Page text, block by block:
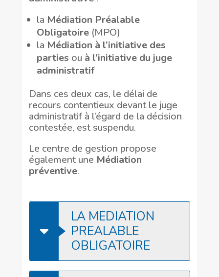
la Médiation Préalable
Obligatoire (MPO)
la Médiation à l’initiative des
parties ou à l’initiative du juge
administratif
Dans ces deux cas, le délai de
recours contentieux devant le juge
administratif à l’égard de la décision
contestée, est suspendu.
Le centre de gestion propose
également une Médiation
préventive.
LA MEDIATION
PREALABLE
OBLIGATOIRE